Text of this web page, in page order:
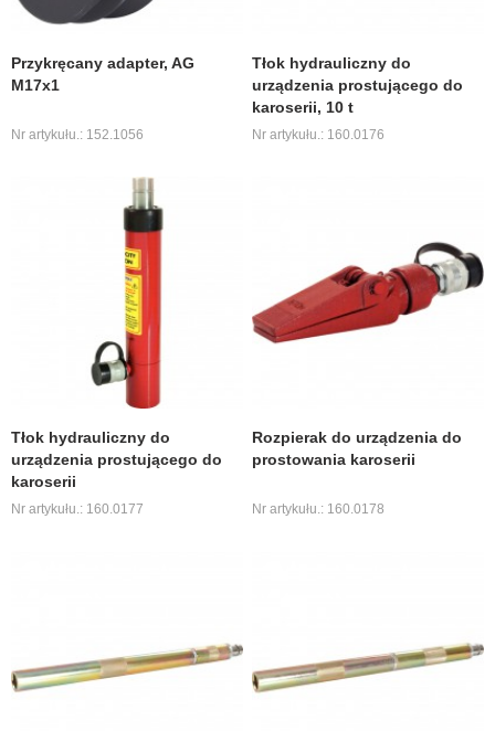
Przykręcany adapter, AG
M17x1
Nr artykułu.: 152.1056
Tłok hydrauliczny do
urządzenia prostującego do
karoserii, 10 t
Nr artykułu.: 160.0176
Tłok hydrauliczny do
urządzenia prostującego do
karoserii
Nr artykułu.: 160.0177
Rozpierak do urządzenia do
prostowania karoserii
Nr artykułu.: 160.0178